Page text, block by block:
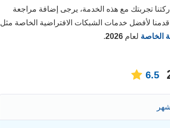
تجربتك مع هذه الخدمة، يرجى إضافة مراجعة
لأفضل خدمات الشبكات الافتراضية الخاصة مثل
الخاصة لعام 2026
.
6.5